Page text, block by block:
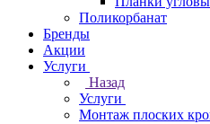
Поликорбанат
Бренды
Акции
Услуги
Назад
Услуги
Монтаж плоских